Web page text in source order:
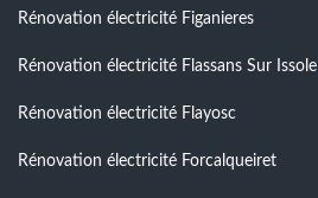
Rénovation électricité Figanieres
Rénovation électricité Flassans Sur Issole
Rénovation électricité Flayosc
Rénovation électricité Forcalqueiret